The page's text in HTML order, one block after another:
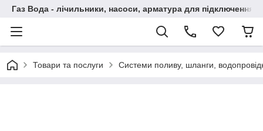
Газ Вода - лічильники, насоси, арматура для підключення,
Товари та послуги Системи поливу, шланги,